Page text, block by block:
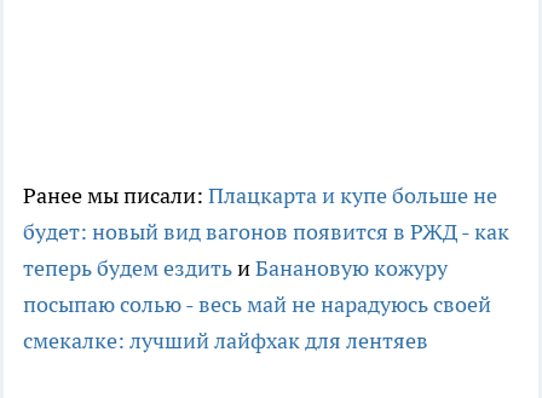
Ранее мы писали: Плацкарта и купе больше не
будет: новый вид вагонов появится в РЖД - как
теперь будем ездитьиБанановую кожуру
посыпаю солью - весь май не нарадуюсь своей
смекалке: лучший лайфхак для лентяев